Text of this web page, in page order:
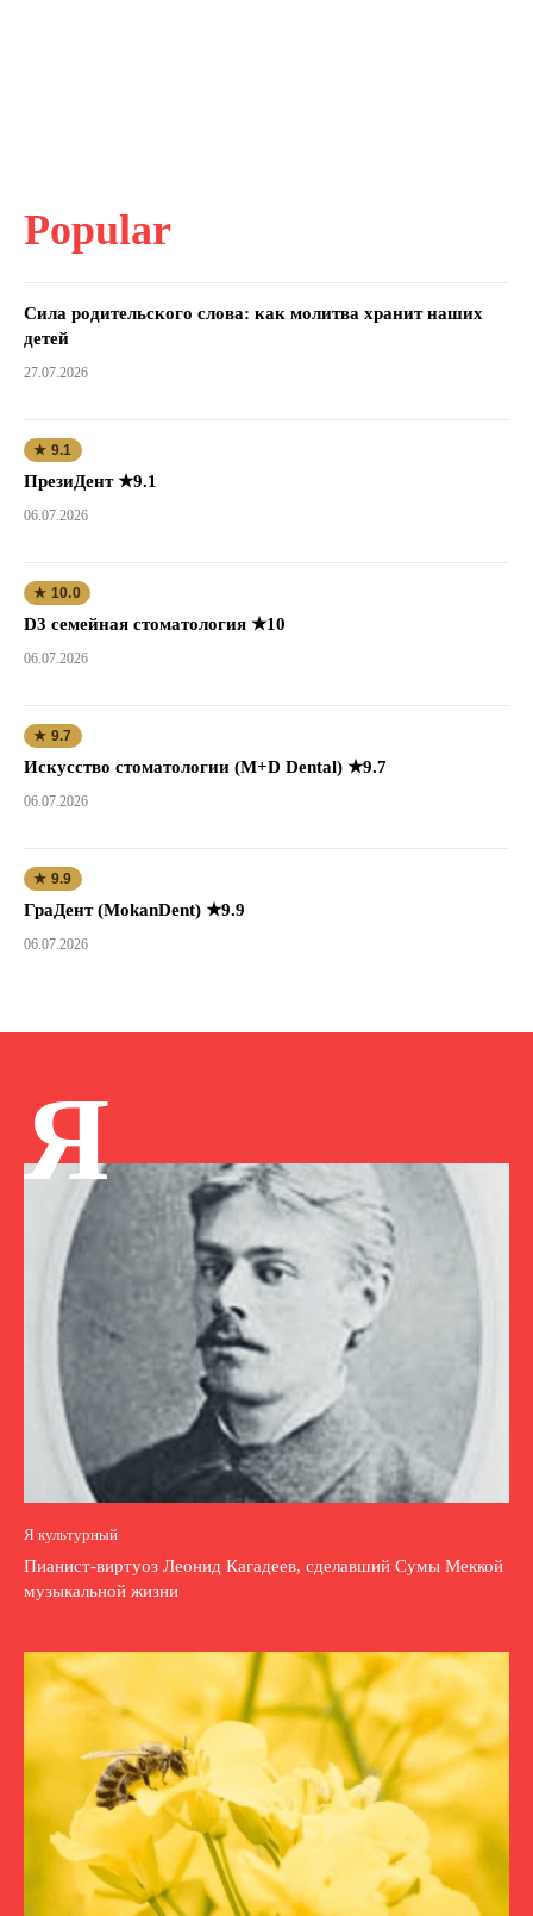
Popular
Сила родительского слова: как молитва хранит наших
детей
27.07.2026
★ 9.1
ПрезиДент ★9.1
06.07.2026
★ 10.0
D3 семейная стоматология ★10
06.07.2026
★ 9.7
Искусство стоматологии (M+D Dental) ★9.7
06.07.2026
★ 9.9
ГраДент (MokanDent) ★9.9
06.07.2026
Я
Я культурный
Пианист-виртуоз Леонид Кагадеев, сделавший Сумы Меккой
музыкальной жизни